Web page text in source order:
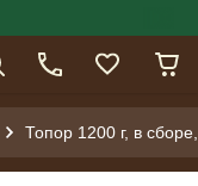
Топор 1200 г, в